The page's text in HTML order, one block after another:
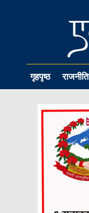
गृहपृष्ठ राजनीति